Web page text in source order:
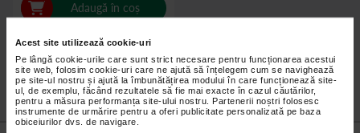
Acest site utilizează cookie-uri
Pe lângă cookie-urile care sunt strict necesare pentru funcționarea acestui
site web, folosim cookie-uri care ne ajută să înțelegem cum se navighează
pe site-ul nostru și ajută la îmbunătățirea modului în care funcționează site-
ul, de exemplu, făcând rezultatele să fie mai exacte în cazul căutărilor,
pentru a măsura performanța site-ului nostru. Partenerii noștri folosesc
instrumente de urmărire pentru a oferi publicitate personalizată pe baza
obiceiurilor dvs. de navigare.
Adaugă în coș